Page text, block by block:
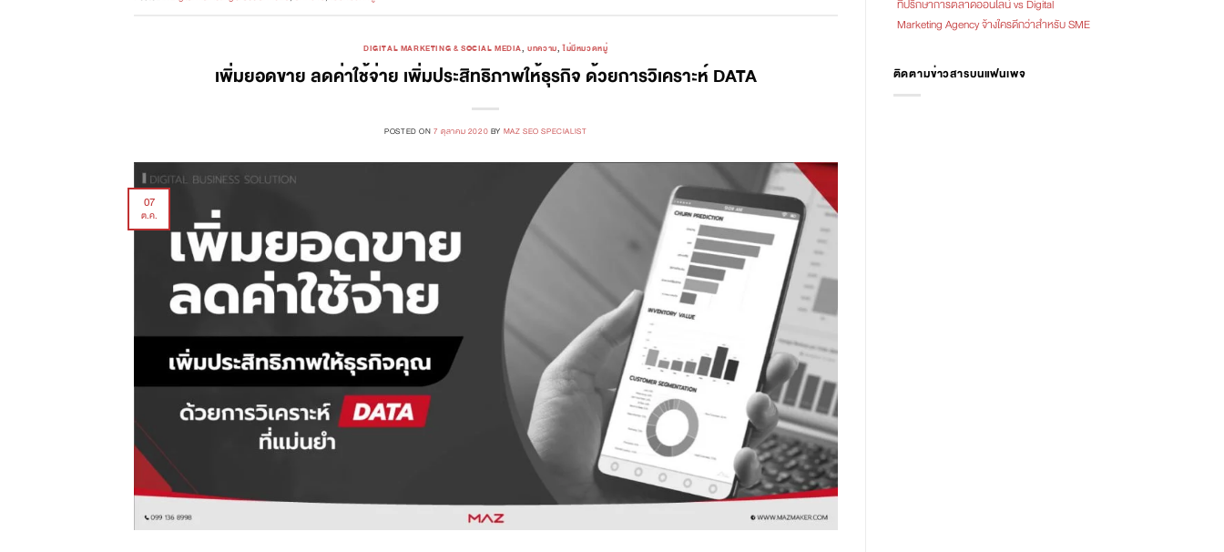
DIGITAL MARKETING & SOCIAL MEDIA,บทความ,ไม่มีหมวดหมู่
เพิ่มยอดขาย ลดค่าใช้จ่าย เพิ่มประสิทธิภาพให้ธุรกิจ ด้วยการวิเคราะห์ DATA
POSTED ON7 ตุลาคม 2020 BY MAZ SEO SPECIALIST
07
ต.ค.
ที่ปรึกษาการตลาดออนไลน์ vs Digital
Marketing Agency จ้างใครดีกว่าสำหรับ SME
ติดตามข่าวสารบนแฟนเพจ